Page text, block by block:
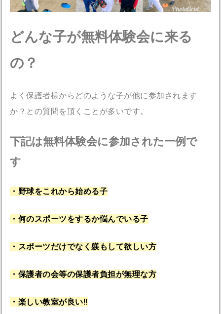
どんな子が無料体験会に来る
の？
よく保護者様からどのような子が他に参加されます
か？との質問を頂くことが多いです。
下記は無料体験会に参加された一例で
す
・野球をこれから始める子
・何のスポーツをするか悩んでいる子
・スポーツだけでなく躾もして欲しい方
・保護者の会等の保護者負担が無理な方
・楽しい教室が良い!!